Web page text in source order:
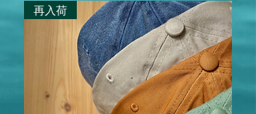
再入荷